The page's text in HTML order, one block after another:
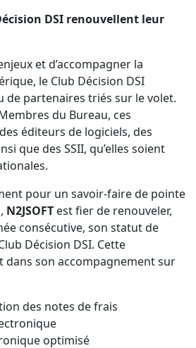
DSI renouvellent leur
et d’accompagner la
le Club Décision DSI
de partenaires triés sur le volet.
du Bureau, ces
éditeurs de logiciels, des
que des SSII, qu’elles soient
pour un savoir-faire de pointe
N2JSOFT est fier de renouveler,
consécutive, son statut de
Décision DSI. Cette
dans son accompagnement sur
des notes de frais
optimisé